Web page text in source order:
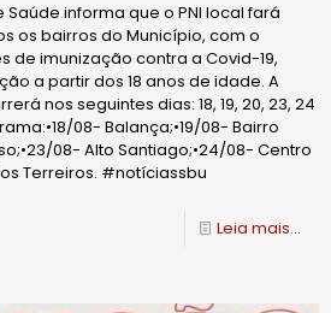
informa que o PNI local fará
os bairros do Município, com o
de imunização contra a Covid-19,
a partir dos 18 anos de idade. A
nos seguintes dias: 18, 19, 20, 23, 24
08- Balança;•19/08- Bairro
08- Alto Santiago;•24/08- Centro
Terreiros. #notíciassbu
Leia mais...